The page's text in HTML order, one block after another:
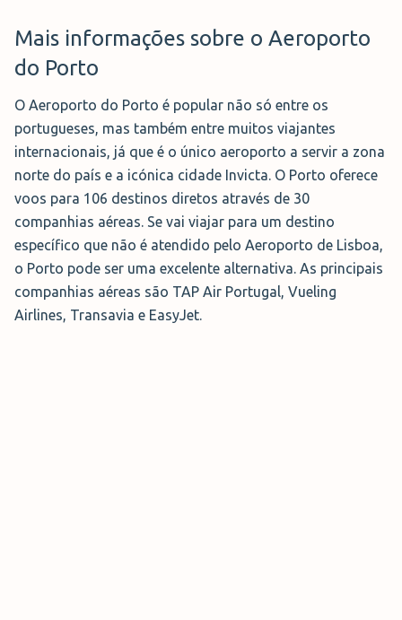
Mais informações sobre o Aeroporto
do Porto
O Aeroporto do Porto é popular não só entre os
portugueses, mas também entre muitos viajantes
internacionais, já que é o único aeroporto a servir a zona
norte do país e a icónica cidade Invicta. O Porto oferece
voos para 106 destinos diretos através de 30
companhias aéreas. Se vai viajar para um destino
específico que não é atendido pelo Aeroporto de Lisboa,
o Porto pode ser uma excelente alternativa. As principais
companhias aéreas são TAP Air Portugal, Vueling
Airlines, Transavia e EasyJet.